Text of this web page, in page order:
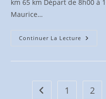
km 65 km Départ de 8h00 à
Maurice…
Continuer La Lecture Rallye
Sept.
2024
Go to the previous
1 2